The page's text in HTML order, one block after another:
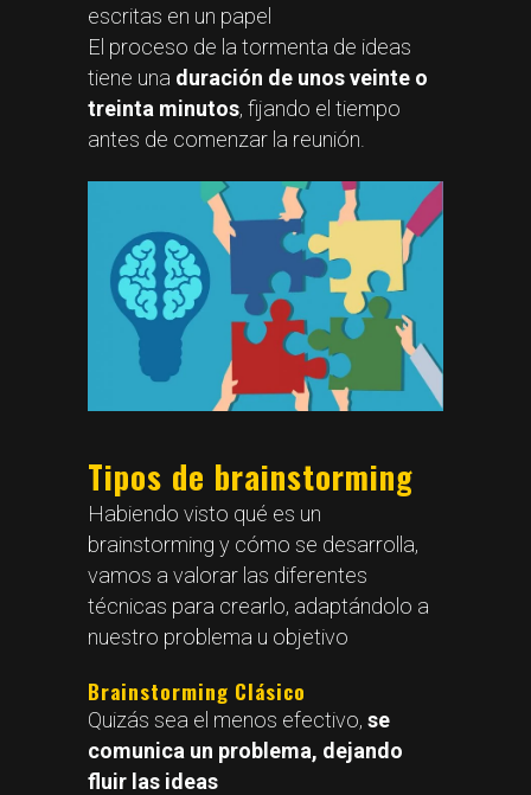
escritas en un papel
El proceso de la tormenta de ideas
tiene una duración de unos veinte o
treinta minutos, fijando el tiempo
antes de comenzar la reunión.
Tipos de brainstorming
Habiendo visto qué es un
brainstorming y cómo se desarrolla,
vamos a valorar las diferentes
técnicas para crearlo, adaptándolo a
nuestro problema u objetivo
Brainstorming Clásico
Quizás sea el menos efectivo, se
comunica un problema, dejando
fluir las ideas